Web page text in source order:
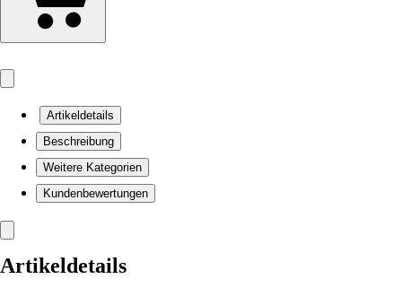
Artikeldetails
Beschreibung
Weitere Kategorien
Kundenbewertungen
Artikeldetails